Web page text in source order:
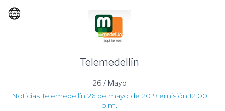
Telemedellín
26 / Mayo
Noticias Telemedellín 26 de mayo de 2019 emisión 12:00
p.m.